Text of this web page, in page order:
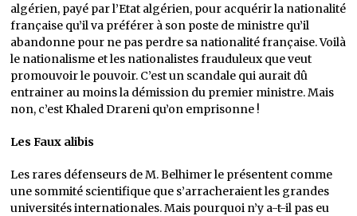
algérien, payé par l’Etat algérien, pour acquérir la nationalité
française qu’il va préférer à son poste de ministre qu’il
abandonne pour ne pas perdre sa nationalité française. Voilà
le nationalisme et les nationalistes frauduleux que veut
promouvoir le pouvoir. C’est un scandale qui aurait dû
entrainer au moins la démission du premier ministre. Mais
non, c’est Khaled Drareni qu’on emprisonne !
Les Faux alibis
Les rares défenseurs de M. Belhimer le présentent comme
une sommité scientifique que s’arracheraient les grandes
universités internationales. Mais pourquoi n’y a-t-il pas eu